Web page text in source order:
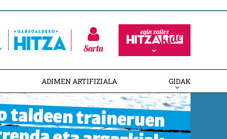
Sartu
ADIMEN ARTIFIZIALA GIDAK